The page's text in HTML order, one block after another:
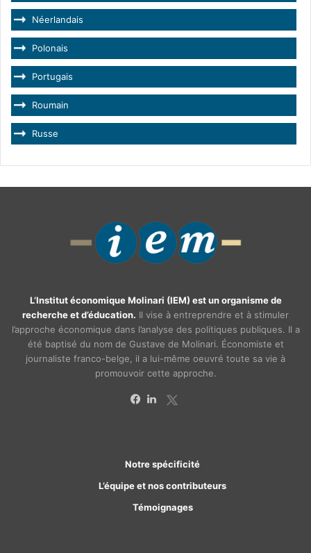
Néerlandais
Polonais
Portugais
Roumain
Russe
L’Institut économique Molinari (IEM) est un organisme de
recherche et d’éducation. Il vise à entreprendre et à stimuler
l’approche économique dans l’analyse des politiques publiques. Il a
été baptisé du nom de Gustave de Molinari. Économiste et
journaliste franco-belge, il a lui-même oeuvré toute sa vie à
promouvoir cette approche.
Notre spécificité
L’équipe et nos contributeurs
Témoignages